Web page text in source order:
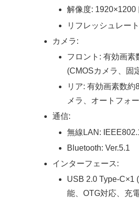
解像度: 1920×1200
リフレッシュレー
カメラ:
フロント: 有効画素
(CMOSカメラ、固
リア: 有効画素数約
メラ、オートフォ
通信:
無線LAN:
Bluetooth: Ver.5.1
インターフェース:
USB 2.0 Type-C×1
能、OTG対応、充